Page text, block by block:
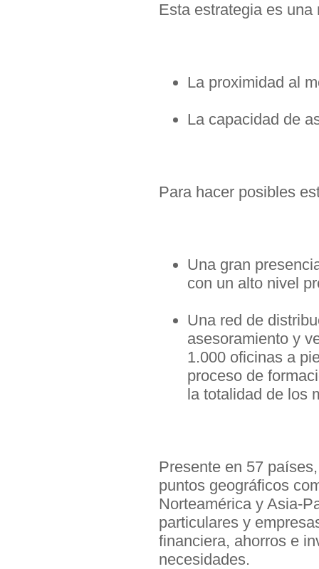
Esta estrategia es
La proximidad al
La capacidad de
Para hacer posibles
Una gran
con un alto nivel
Una red de
asesoramiento y
1.000 oficinas a
proceso de
la totalidad de los
Presente en 57
puntos geográficos
Norteamérica y Asia-
particulares y
financiera, ahorros e
necesidades.